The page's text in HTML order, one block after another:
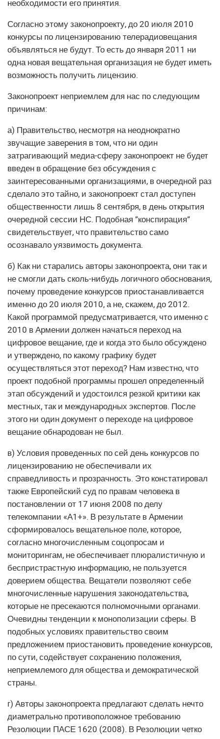
необходимости его принятия.
Согласно этому законопроекту, до 20 июля 2010
конкурсы по лицензированию телерадиовещания
объявляться не будут. То есть до января 2011 ни
одна новая вещательная организация не будет иметь
возможность получить лицензию.
Законопроект неприемлем для нас по следующим
причинам:
а) Правительство, несмотря на неоднократно
звучащие заверения в том, что ни один
затрагивающий медиа-сферу законопроект не будет
введен в обращение без обсуждения с
заинтересованными организациями, в очередной раз
сделало это тайно, и законопроект стал доступен
общественности лишь 8 сентября, в день открытия
очередной сессии НС. Подобная ”конспирация”
свидетельствует, что правительство само
осознавало уязвимость документа.
б) Как ни старались авторы законопроекта, они так и
не смогли дать сколь-нибудь логичного обоснования,
почему проведение конкурсов приостанавливается
именно до 20 июля 2010, а не, скажем, до 2012.
Какой программой предусматривается, что именно с
2010 в Армении должен начаться переход на
цифровое вещание, где и когда это было обсуждено
и утверждено, по какому графику будет
осуществляться этот переход? Нам известно, что
проект подобной программы прошел определенный
этап обсуждений и удостоился резкой критики как
местных, так и международных экспертов. После
этого ни один документ о переходе на цифровое
вещание обнародован не был.
в) Условия проведенных по сей день конкурсов по
лицензированию не обеспечивали их
справедливость и прозрачность. Это констатировал
также Европейский суд по правам человека в
постановлении от 17 июня 2008 по делу
телекомпании «А1+». В результате в Армении
сформировалось вещательное поле, которое,
согласно многочисленным соцопросам и
мониторингам, не обеспечивает плюралистичную и
беспристрастную информацию, не пользуется
доверием общества. Вещатели позволяют себе
многочисленные нарушения законодательства,
которые не пресекаются полномочными органами.
Очевидны тенденции к монополизации сферы. В
подобных условиях правительство своим
предложением приостановить проведение конкурсов,
по сути, содействует сохранению положения,
неприемлемого для общества и демократической
страны.
г) Авторы законопроекта предлагают сделать нечто
диаметрально противоположное требованию
Резолюции ПАСЕ 1620 (2008). В Резолюции четко